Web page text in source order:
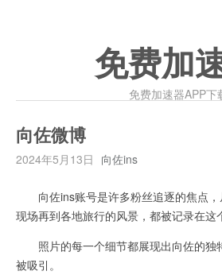
免费加
免费加速器APP下
向佐微博
2024年5月13日 向佐ins
向佐ins账号是许多粉丝追逐的焦点，
现场再到各地旅行的风景，都被记录在这
照片的每一个细节都展现出向佐的独
被吸引。